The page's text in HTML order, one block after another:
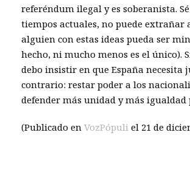
referéndum ilegal y es soberanista.
tiempos actuales, no puede extrañar
alguien con estas ideas pueda ser
hecho, ni mucho menos es el único).
debo insistir en que España necesita
contrario: restar poder a los
defender más unidad y más igualdad
(Publicado en VozPópuli el 21 de